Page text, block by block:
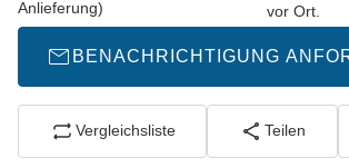
vor Ort.
BENACHRICHTIGUNG
Vergleichsliste Teilen